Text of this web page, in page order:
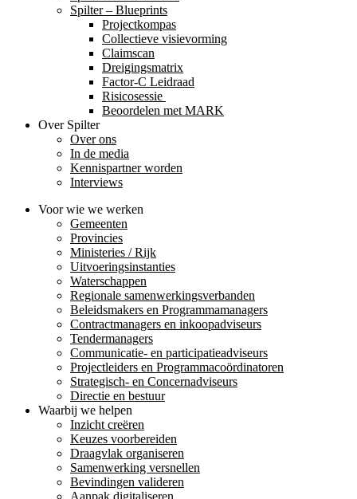
Spilter – Blueprints
Projectkompas
Collectieve visievorming
Claimscan
Dreigingsmatrix
Factor-C Leidraad
Risicosessie ​
Beoordelen met MARK
Over Spilter
Over ons
In de media
Kennispartner worden
Interviews
Voor wie we werken
Gemeenten
Provincies
Ministeries / Rijk
Uitvoeringsinstanties
Waterschappen
Regionale samenwerkingsverbanden
Beleidsmakers en Programmamanagers
Contractmanagers en inkoopadviseurs
Tendermanagers
Communicatie- en participatieadviseurs
Projectleiders en Programmacoördinatoren
Strategisch- en Concernadviseurs
Directie en bestuur
Waarbij we helpen
Inzicht creëren
Keuzes voorbereiden
Draagvlak organiseren
Samenwerking versnellen
Bevindingen valideren
Aanpak digitaliseren